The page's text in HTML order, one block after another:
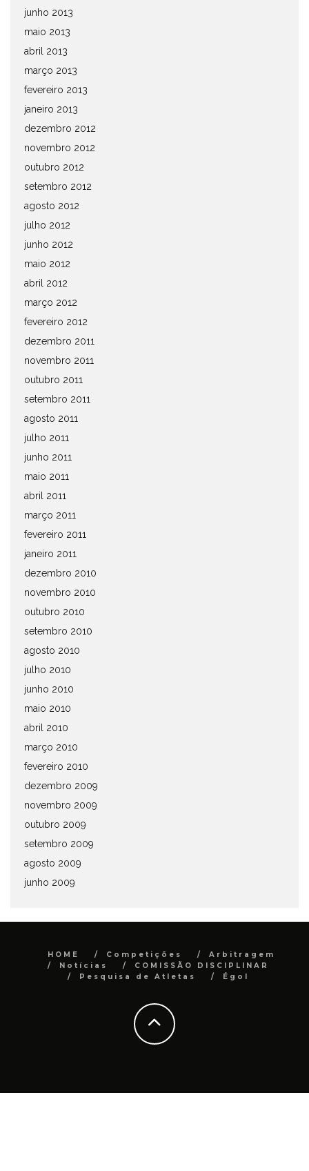
junho 2013
maio 2013
abril 2013
março 2013
fevereiro 2013
janeiro 2013
dezembro 2012
novembro 2012
outubro 2012
setembro 2012
agosto 2012
julho 2012
junho 2012
maio 2012
abril 2012
março 2012
fevereiro 2012
dezembro 2011
novembro 2011
outubro 2011
setembro 2011
agosto 2011
julho 2011
junho 2011
maio 2011
abril 2011
março 2011
fevereiro 2011
janeiro 2011
dezembro 2010
novembro 2010
outubro 2010
setembro 2010
agosto 2010
julho 2010
junho 2010
maio 2010
abril 2010
março 2010
fevereiro 2010
dezembro 2009
novembro 2009
outubro 2009
setembro 2009
agosto 2009
junho 2009
HOME Competições
Arbitragem
Notícias
COMISSÃO DISCIPLINAR
Pesquisa de Atletas
Égol